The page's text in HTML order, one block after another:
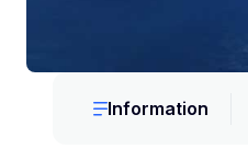
Information